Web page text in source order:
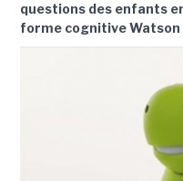
questions des enfants
forme cognitive Watson